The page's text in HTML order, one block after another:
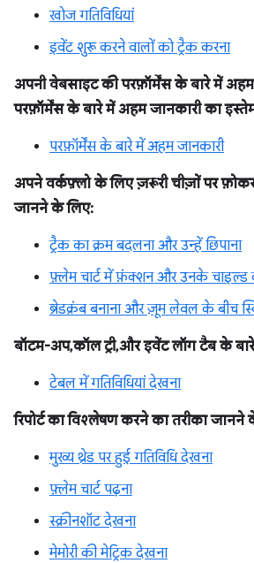
खोज गतिविधियां
इवेंट शुरू करने वालों को ट्रैक करना
अपनी वेबसाइट की परफ़ॉर्मेंस के बारे में
परफ़ॉर्मेंस के बारे में अहम जानकारी का
परफ़ॉर्मेंस के बारे में अहम जानकारी
अपने वर्कफ़्लो के लिए ज़रूरी चीज़ों पर
जानने के लिए:
ट्रैक का क्रम बदलना और उन्हें छिपाना
फ़्लेम चार्ट में फ़ंक्शन और उनके चाइल्ड
ब्रेडक्रंब बनाना और ज़ूम लेवल के बीच
बॉटम-अप, कॉल ट्री, और इवेंट लॉग टैब के
टेबल में गतिविधियां देखना
रिपोर्ट का विश्लेषण करने का तरीका जानने
मुख्य थ्रेड पर हुई गतिविधि देखना
फ़्लेम चार्ट पढ़ना
स्क्रीनशॉट देखना
मेमोरी की मेट्रिक देखना